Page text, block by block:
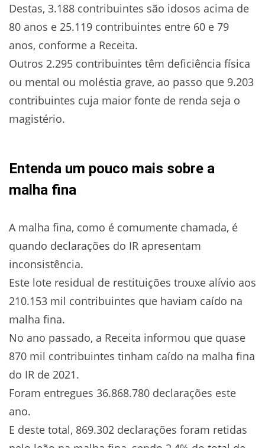
Destas, 3.188 contribuintes são idosos acima de
80 anos e 25.119 contribuintes entre 60 e 79
anos, conforme a Receita.
Outros 2.295 contribuintes têm deficiência física
ou mental ou moléstia grave, ao passo que 9.203
contribuintes cuja maior fonte de renda seja o
magistério.
Entenda um pouco mais sobre a
malha fina
A malha fina, como é comumente chamada, é
quando declarações do IR apresentam
inconsistência.
Este lote residual de restituições trouxe alívio aos
210.153 mil contribuintes que haviam caído na
malha fina.
No ano passado, a Receita informou que quase
870 mil contribuintes tinham caído na malha fina
do IR de 2021.
Foram entregues 36.868.780 declarações este
ano.
E deste total, 869.302 declarações foram retidas